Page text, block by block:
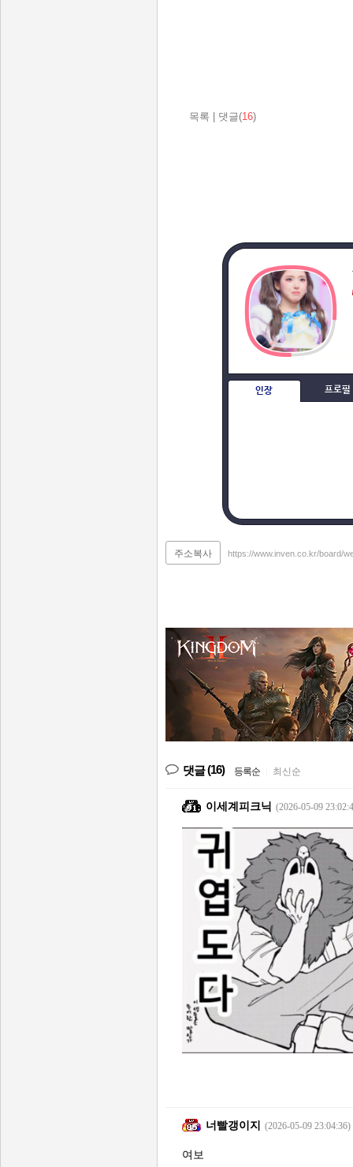
목록 | 댓글(16)
인장 프로필
주소복사 https://www.inven.co.kr/board/
댓글(16) 등록순 최신순
이세계피크닉 (2026-05-09
너빨갱이지 (2026-05-09 23:04:36)
여보